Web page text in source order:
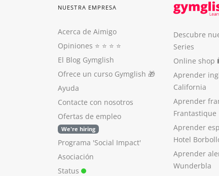
NUESTRA EMPRESA
Acerca de Aimigo
Opiniones ⭐️ ⭐️ ⭐️ ⭐️
El Blog Gymglish
Ofrece un curso Gymglish 🎁
Ayuda
Contacte con nosotros
Ofertas de empleo
We're hiring
Programa 'Social Impact'
Asociación
Status
Descubre
Series
Online shop
Aprender
California
Aprender
Frantastique
Aprender
Hotel
Aprender
Wunderbla